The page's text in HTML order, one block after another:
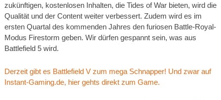
zukünftigen, kostenlosen Inhalten, die Tides of War bieten, wird die
Qualität und der Content weiter verbessert. Zudem wird es im
ersten Quartal des kommenden Jahres den furiosen Battle-Royal-
Modus Firestorm geben. Wir dürfen gespannt sein, was aus
Battlefield 5 wird.
Derzeit gibt es Battlefield V zum mega Schnapper! Und zwar auf
Instant-Gaming.de, hier gehts direkt zum Game.